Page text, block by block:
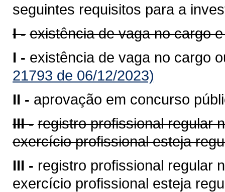
seguintes requisitos para a
I - existência de vaga no cargo
I - existência de vaga no cargo
21793 de 06/12/2023)
II - aprovação em concurso
III - registro profissional regular
exercício profissional esteja
III - registro profissional regular
exercício profissional esteja